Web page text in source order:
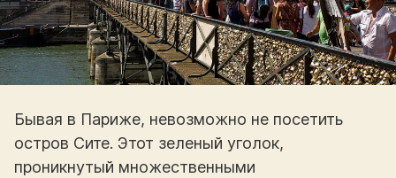
Бывая в Париже, невозможно не посетить
остров Сите. Этот зеленый уголок,
проникнутый множественными